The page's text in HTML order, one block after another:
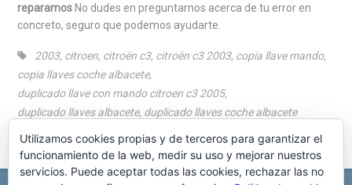
reparamos No dudes en preguntarnos acerca de tu error en
concreto, seguro que podemos ayudarte.
2003, citroen, citroën c3, citroën c3 2003, copia llave mando,
copia llaves coche albacete,
duplicado llave con mando citroen c3 2005,
duplicado llaves albacete, duplicado llaves coche albacete
Utilizamos cookies propias y de terceros para garantizar el
funcionamiento de la web, medir su uso y mejorar nuestros
servicios. Puede aceptar todas las cookies, rechazar las no